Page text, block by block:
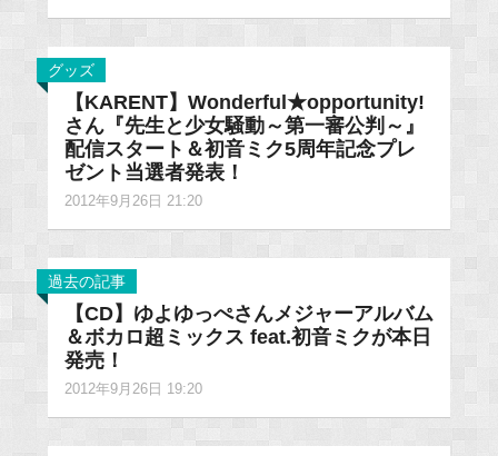
グッズ
【KARENT】Wonderful★opportunity!
さん『先生と少女騒動～第一審公判～』
配信スタート＆初音ミク5周年記念プレ
ゼント当選者発表！
2012年9月26日 21:20
過去の記事
【CD】ゆよゆっぺさんメジャーアルバム
＆ボカロ超ミックス feat.初音ミクが本日
発売！
2012年9月26日 19:20